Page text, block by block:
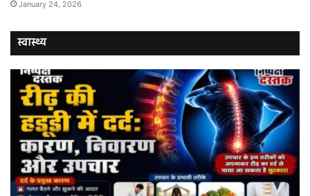
January 24, 2026
स्वास्थ्य